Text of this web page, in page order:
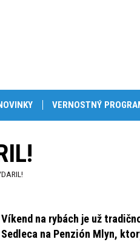
VERNOSTNÝ
Víkend na rybách je už
Sedleca na Penzión Mlyn,